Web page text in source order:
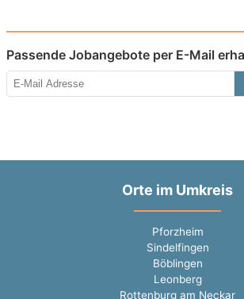
Passende Jobangebote per E-Mail
Orte im Umkreis
Pforzheim
Sindelfingen
Böblingen
Leonberg
Rottenburg am Neckar